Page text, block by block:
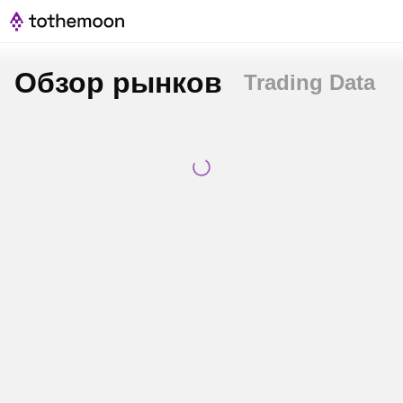
Обзор рынков Trading Data